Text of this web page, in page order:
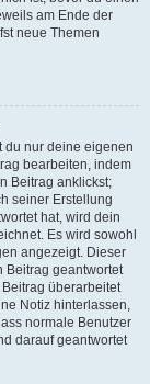
am Ende der
neue Themen
du nur deine eigenen
bearbeiten, indem
Beitrag anklickst;
seiner Erstellung
hat, wird dein
Es wird sowohl
angezeigt. Dieser
Beitrag geantwortet
überarbeitet
Notiz hinterlassen,
normale Benutzer
darauf geantwortet